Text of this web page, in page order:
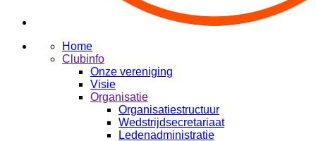
Home
Clubinfo
Onze vereniging
Visie
Organisatie
Organisatiestructuur
Wedstrijdsecretariaat
Ledenadministratie